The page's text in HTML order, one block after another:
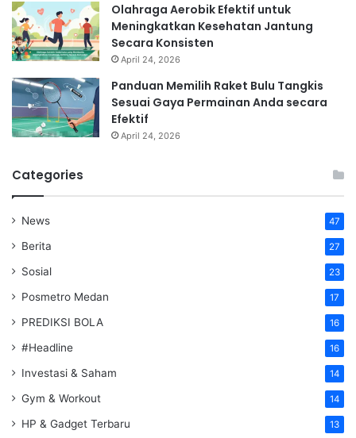
Olahraga Aerobik Efektif untuk
Meningkatkan Kesehatan Jantung
Secara Konsisten
April 24, 2026
Panduan Memilih Raket Bulu Tangkis
Sesuai Gaya Permainan Anda secara
Efektif
April 24, 2026
Categories
News 47
Berita 27
Sosial 23
Posmetro Medan 17
PREDIKSI BOLA 16
#Headline 16
Investasi & Saham 14
Gym & Workout 14
HP & Gadget Terbaru 13